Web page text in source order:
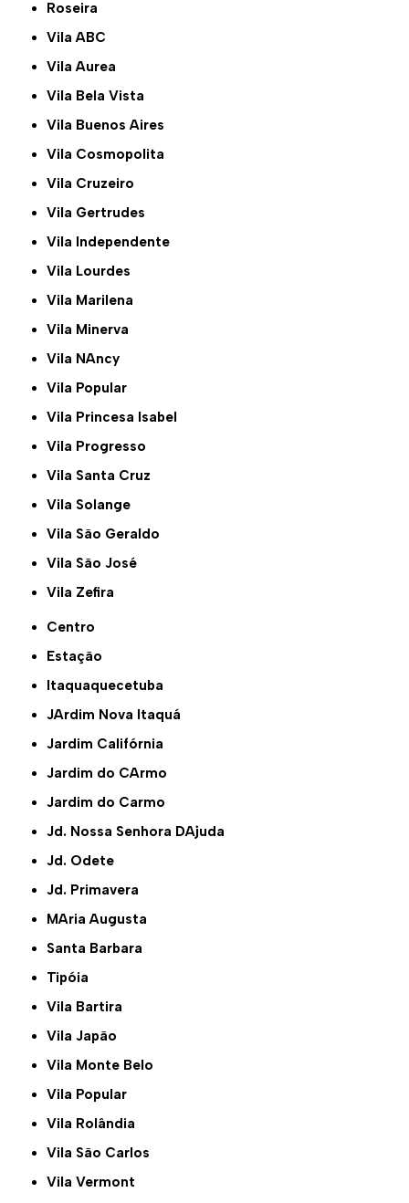
Roseira
Vila ABC
Vila Aurea
Vila Bela Vista
Vila Buenos Aires
Vila Cosmopolita
Vila Cruzeiro
Vila Gertrudes
Vila Independente
Vila Lourdes
Vila Marilena
Vila Minerva
Vila NAncy
Vila Popular
Vila Princesa Isabel
Vila Progresso
Vila Santa Cruz
Vila Solange
Vila São Geraldo
Vila São José
Vila Zefira
Centro
Estação
Itaquaquecetuba
JArdim Nova Itaquá
Jardim Califórnia
Jardim do CArmo
Jardim do Carmo
Jd. Nossa Senhora DAjuda
Jd. Odete
Jd. Primavera
MAria Augusta
Santa Barbara
Tipóia
Vila Bartira
Vila Japão
Vila Monte Belo
Vila Popular
Vila Rolândia
Vila São Carlos
Vila Vermont